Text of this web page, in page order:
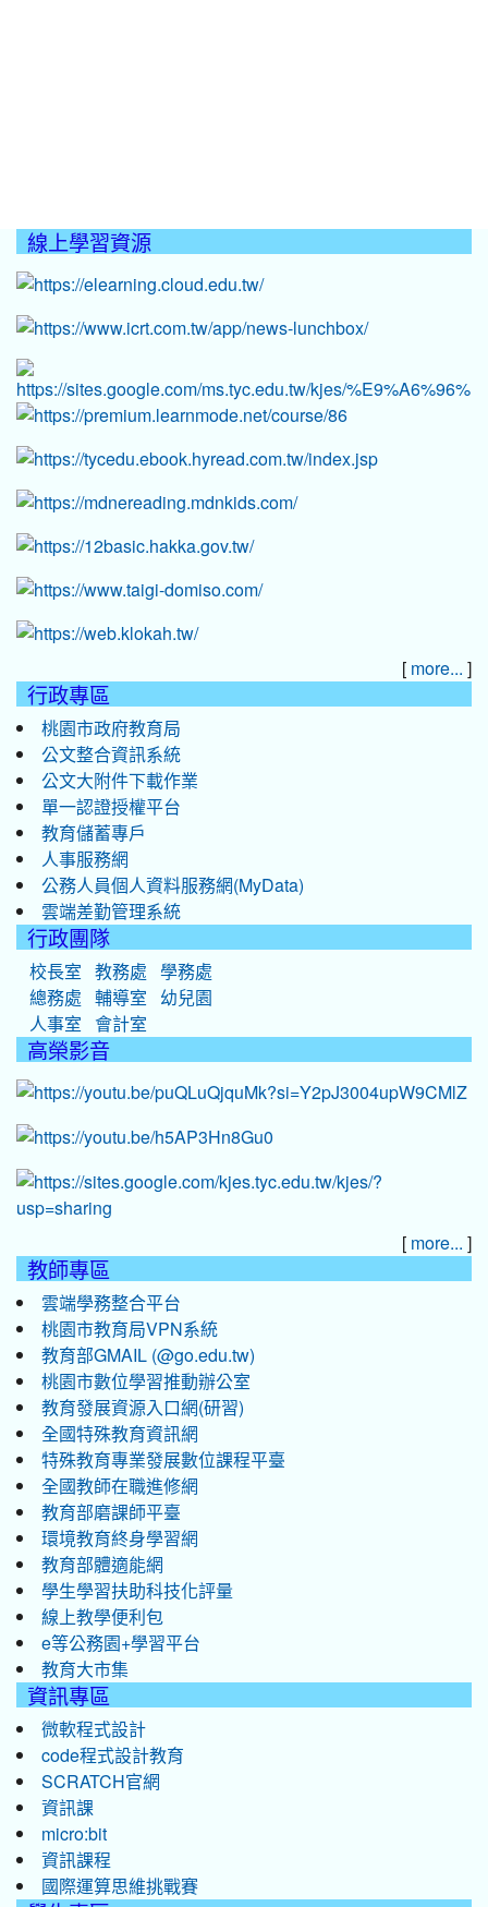
線上學習資源
[ more... ]
行政專區
桃園市政府教育局
公文整合資訊系統
公文大附件下載作業
單一認證授權平台
教育儲蓄專戶
人事服務網
公務人員個人資料服務網(MyData)
雲端差勤管理系統
行政團隊
校長室 教務處
學務處
總務處
輔導室
幼兒園
人事室
會計室
高榮影音
[ more... ]
教師專區
雲端學務整合平台
桃園市教育局VPN系統
教育部GMAIL (@go.edu.tw)
桃園市數位學習推動辦公室
教育發展資源入口網(研習)
全國特殊教育資訊網
特殊教育專業發展數位課程平臺
全國教師在職進修網
教育部磨課師平臺
環境教育終身學習網
教育部體適能網
學生學習扶助科技化評量
線上教學便利包
e等公務園+學習平台
教育大市集
資訊專區
微軟程式設計
code程式設計教育
SCRATCH官網
資訊課
micro:bit
資訊課程
國際運算思維挑戰賽